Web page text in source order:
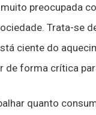
preocupada
Trata-se
ciente do
de forma crítica
quanto